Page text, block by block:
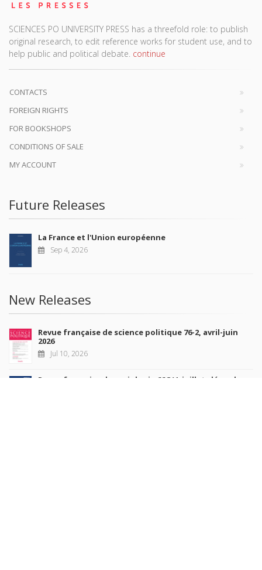
SCIENCES PO UNIVERSITY PRESS has a threefold role: to publish
original research, to edit reference works for student use, and to
help public and political debate. continue
CONTACTS
FOREIGN RIGHTS
FOR BOOKSHOPS
CONDITIONS OF SALE
MY ACCOUNT
Future Releases
La France et l'Union européenne
Sep 4, 2026
New Releases
Revue française de science politique 76-2, avril-juin
2026
Jul 10, 2026
Revue française de sociologie 66 3/4, juillet-décembre